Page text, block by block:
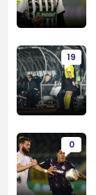
19
0